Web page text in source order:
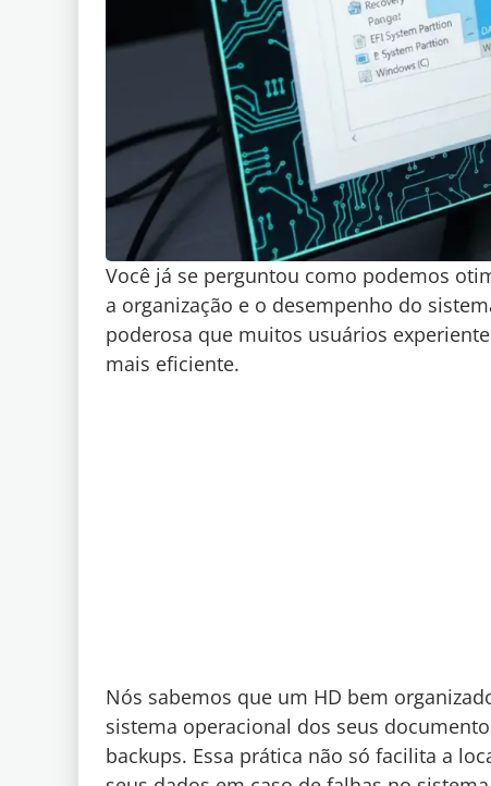
Você já se perguntou como podemos
a organização e o desempenho do
poderosa que muitos usuários
mais eficiente.
Nós sabemos que um HD bem
sistema operacional dos seus
backups. Essa prática não só facilita a